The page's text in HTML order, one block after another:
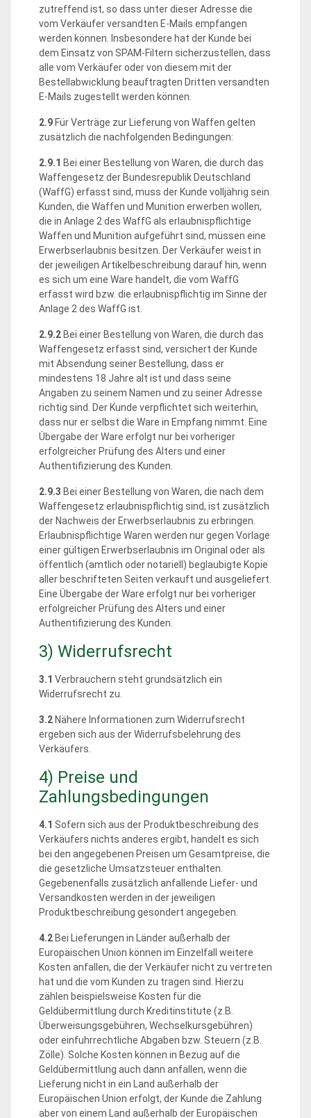
zutreffend ist, so dass unter dieser Adresse die
vom Verkäufer versandten E-Mails empfangen
werden können. Insbesondere hat der Kunde bei
dem Einsatz von SPAM-Filtern sicherzustellen, dass
alle vom Verkäufer oder von diesem mit der
Bestellabwicklung beauftragten Dritten versandten
E-Mails zugestellt werden können.
2.9 Für Verträge zur Lieferung von Waffen gelten
zusätzlich die nachfolgenden Bedingungen:
2.9.1 Bei einer Bestellung von Waren, die durch das
Waffengesetz der Bundesrepublik Deutschland
(WaffG) erfasst sind, muss der Kunde volljährig sein.
Kunden, die Waffen und Munition erwerben wollen,
die in Anlage 2 des WaffG als erlaubnispflichtige
Waffen und Munition aufgeführt sind, müssen eine
Erwerbserlaubnis besitzen. Der Verkäufer weist in
der jeweiligen Artikelbeschreibung darauf hin, wenn
es sich um eine Ware handelt, die vom WaffG
erfasst wird bzw. die erlaubnispflichtig im Sinne der
Anlage 2 des WaffG ist.
2.9.2 Bei einer Bestellung von Waren, die durch das
Waffengesetz erfasst sind, versichert der Kunde
mit Absendung seiner Bestellung, dass er
mindestens 18 Jahre alt ist und dass seine
Angaben zu seinem Namen und zu seiner Adresse
richtig sind. Der Kunde verpflichtet sich weiterhin,
dass nur er selbst die Ware in Empfang nimmt. Eine
Übergabe der Ware erfolgt nur bei vorheriger
erfolgreicher Prüfung des Alters und einer
Authentifizierung des Kunden.
2.9.3 Bei einer Bestellung von Waren, die nach dem
Waffengesetz erlaubnispflichtig sind, ist zusätzlich
der Nachweis der Erwerbserlaubnis zu erbringen.
Erlaubnispflichtige Waren werden nur gegen Vorlage
einer gültigen Erwerbserlaubnis im Original oder als
öffentlich (amtlich oder notariell) beglaubigte Kopie
aller beschrifteten Seiten verkauft und ausgeliefert.
Eine Übergabe der Ware erfolgt nur bei vorheriger
erfolgreicher Prüfung des Alters und einer
Authentifizierung des Kunden.
3) Widerrufsrecht
3.1 Verbrauchern steht grundsätzlich ein
Widerrufsrecht zu.
3.2 Nähere Informationen zum Widerrufsrecht
ergeben sich aus der Widerrufsbelehrung des
Verkäufers.
4) Preise und
Zahlungsbedingungen
4.1 Sofern sich aus der Produktbeschreibung des
Verkäufers nichts anderes ergibt, handelt es sich
bei den angegebenen Preisen um Gesamtpreise, die
die gesetzliche Umsatzsteuer enthalten.
Gegebenenfalls zusätzlich anfallende Liefer- und
Versandkosten werden in der jeweiligen
Produktbeschreibung gesondert angegeben.
4.2 Bei Lieferungen in Länder außerhalb der
Europäischen Union können im Einzelfall weitere
Kosten anfallen, die der Verkäufer nicht zu vertreten
hat und die vom Kunden zu tragen sind. Hierzu
zählen beispielsweise Kosten für die
Geldübermittlung durch Kreditinstitute (z.B.
Überweisungsgebühren, Wechselkursgebühren)
oder einfuhrrechtliche Abgaben bzw. Steuern (z.B.
Zölle). Solche Kosten können in Bezug auf die
Geldübermittlung auch dann anfallen, wenn die
Lieferung nicht in ein Land außerhalb der
Europäischen Union erfolgt, der Kunde die Zahlung
aber von einem Land außerhalb der Europäischen